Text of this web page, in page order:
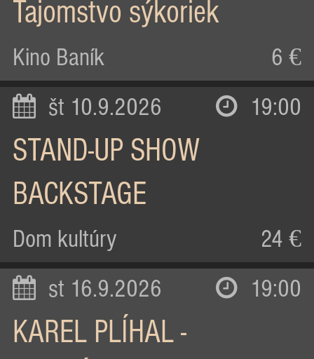
Tajomstvo sýkoriek
Kino Baník 6 €
št 10.9.2026 19:00
STAND-UP SHOW
BACKSTAGE
Dom kultúry 24 €
st 16.9.2026 19:00
KAREL PLÍHAL -